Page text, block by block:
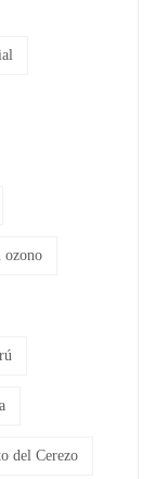
ozono
del Cerezo